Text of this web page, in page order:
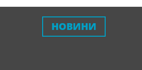
НОВИНИ